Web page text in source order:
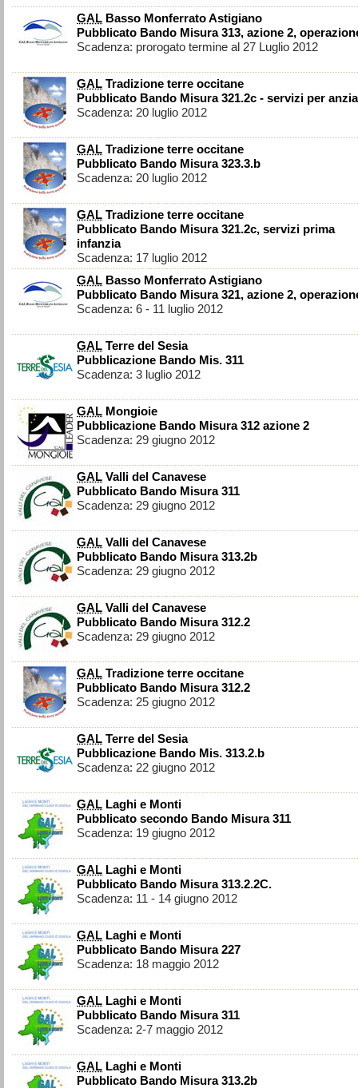
GAL Basso Monferrato Astigiano
Pubblicato Bando Misura 313, azione 2,
Scadenza: prorogato termine al 27 Luglio 2012
GAL Tradizione terre occitane
Pubblicato Bando Misura 321.2c - servizi per
Scadenza: 20 luglio 2012
GAL Tradizione terre occitane
Pubblicato Bando Misura 323.3.b
Scadenza: 20 luglio 2012
GAL Tradizione terre occitane
Pubblicato Bando Misura 321.2c, servizi prima
infanzia
Scadenza: 17 luglio 2012
GAL Basso Monferrato Astigiano
Pubblicato Bando Misura 321, azione 2,
Scadenza: 6 - 11 luglio 2012
GAL Terre del Sesia
Pubblicazione Bando Mis. 311
Scadenza: 3 luglio 2012
GAL Mongioie
Pubblicazione Bando Misura 312 azione 2
Scadenza: 29 giugno 2012
GAL Valli del Canavese
Pubblicato Bando Misura 311
Scadenza: 29 giugno 2012
GAL Valli del Canavese
Pubblicato Bando Misura 313.2b
Scadenza: 29 giugno 2012
GAL Valli del Canavese
Pubblicato Bando Misura 312.2
Scadenza: 29 giugno 2012
GAL Tradizione terre occitane
Pubblicato Bando Misura 312.2
Scadenza: 25 giugno 2012
GAL Terre del Sesia
Pubblicazione Bando Mis. 313.2.b
Scadenza: 22 giugno 2012
GAL Laghi e Monti
Pubblicato secondo Bando Misura 311
Scadenza: 19 giugno 2012
GAL Laghi e Monti
Pubblicato Bando Misura 313.2.2C.
Scadenza: 11 - 14 giugno 2012
GAL Laghi e Monti
Pubblicato Bando Misura 227
Scadenza: 18 maggio 2012
GAL Laghi e Monti
Pubblicato Bando Misura 311
Scadenza: 2-7 maggio 2012
GAL Laghi e Monti
Pubblicato Bando Misura 313.2b